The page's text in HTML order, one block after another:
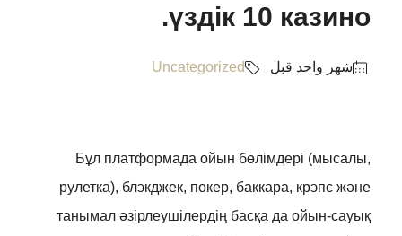
үздік 10 казино.
‏شهر واحد قبل Uncategorized
Бұл платформада ойын бөлімдері (мысалы,
рулетка), блэкджек, покер, баккара, крэпс және
танымал әзірлеушілердің басқа да ойын-сауық